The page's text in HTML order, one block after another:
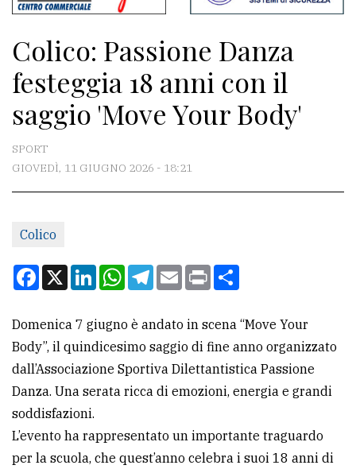
Meteo
CONTATTI
La
redazione
Per
tua
CERCA
Cerca
per
comune
Ricerca
Colico: Passione Danza
festeggia 18 anni con il
saggio 'Move Your Body'
SPORT
GIOVEDÌ, 11 GIUGNO 2026 - 18:21
Colico
Facebook
X LinkedInWhatsApp
Telegram
EmailPrint
Domenica 7 giugno è andato in scena “Move Your
Body”, il quindicesimo saggio di fine anno organizzato
dall’Associazione Sportiva Dilettantistica Passione
Danza. Una serata ricca di emozioni, energia e grandi
soddisfazioni.
L’evento ha rappresentato un importante traguardo
per la scuola, che quest’anno celebra i suoi 18 anni di